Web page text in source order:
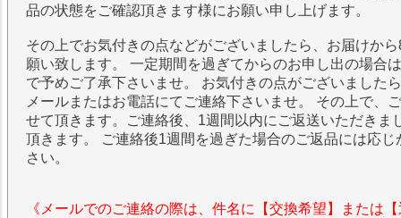
品の状態をご確認頂きます様にお願い申し上げます。
その上でお気付きの点などがございましたら、お届けか
願い致します。 一定期間を過ぎてからのお申し出の場合
で予めご了承下さいませ。 お気付きの点がございました
メールまたはお電話にてご連絡下さいませ。 その上で、
せて頂きます。ご連絡後、1週間以内にご返送いただきま
頂きます。 ご連絡後1週間を過ぎた場合のご返品には応
さい。
《メールでのご連絡の際は、件名に【交換希望】または